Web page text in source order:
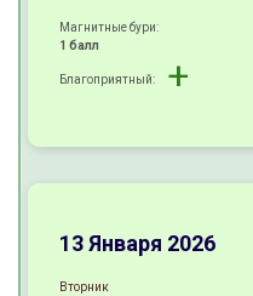
Магнитные бури:
1 балл
Благоприятный:
+
±
±
13 Января 2026
Вторник